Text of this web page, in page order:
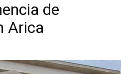
de
Arica